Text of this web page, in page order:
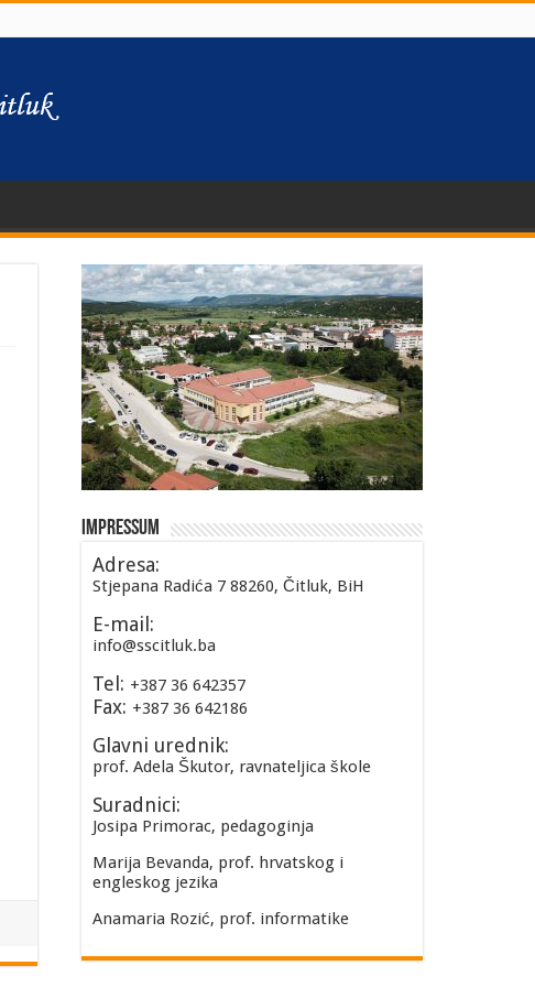
Impressum
Adresa:
Stjepana Radića 7 88260, Čitluk, BiH
E-mail:
info@sscitluk.ba
Tel: +387 36 642357
Fax: +387 36 642186
Glavni urednik:
prof. Adela Škutor, ravnateljica škole
Suradnici:
Josipa Primorac, pedagoginja
Marija Bevanda, prof. hrvatskog i
engleskog jezika
Anamaria Rozić, prof. informatike